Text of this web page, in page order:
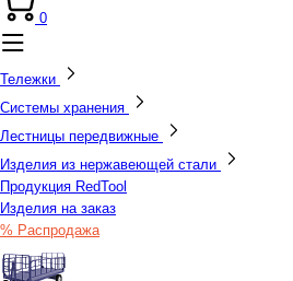
0
Тележки
Системы хранения
Лестницы передвижные
Изделия из нержавеющей стали
Продукция RedTool
Изделия на заказ
% Распродажа